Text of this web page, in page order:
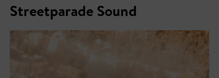
Streetparade Sound